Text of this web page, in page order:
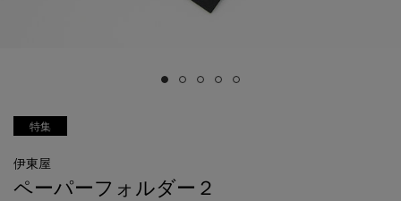
特集
伊東屋
ペーパーフォルダー２